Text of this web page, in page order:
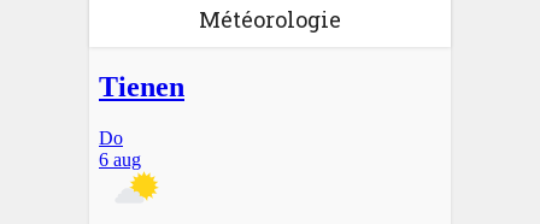
Météorologie